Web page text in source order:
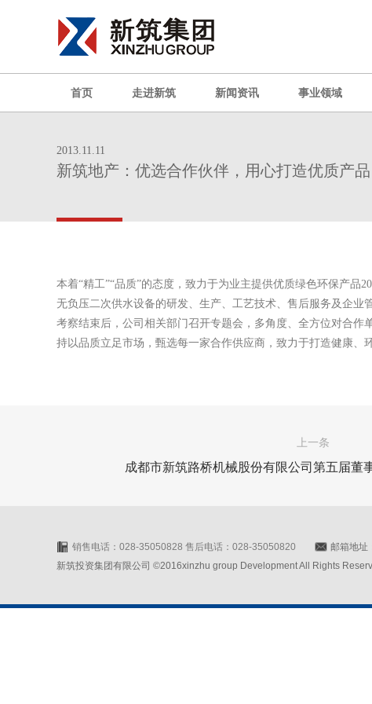
首页 走进新筑 新闻资讯 事业领域
2013.11.11
新筑地产：优选合作伙伴，用心打造优质产品
本着“精工”“品质”的态度，致力于为业主提供优质绿色环保产品
无负压二次供水设备的研发、生产、工艺技术、售后服务及企业
考察结束后，公司相关部门召开专题会，多角度、全方位对合
持以品质立足市场，甄选每一家合作供应商，致力于打造健康、
上一条
成都市新筑路桥机械股份有限公司第五届董
销售电话：028-35050828 售后电话：028-35050820 邮箱地址
新筑投资集团有限公司 ©2016xinzhu group Development All Rights